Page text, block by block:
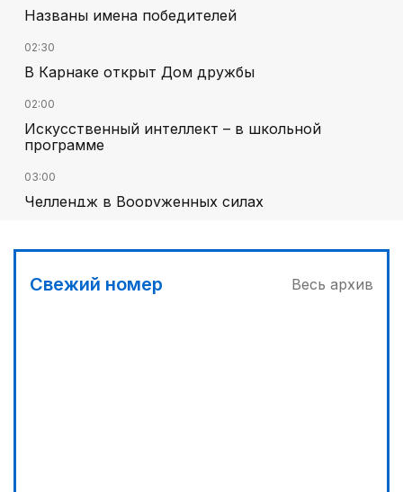
Названы имена победителей
02:30
В Карнаке открыт Дом дружбы
02:00
Искусственный интеллект – в школьной
программе
03:00
Челлендж в Вооруженных силах
01:40
Свежий номер Весь архив